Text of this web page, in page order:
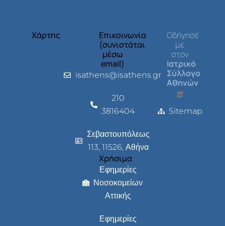
Χάρτης
Επικοινωνία
(συνιστάται
μέσω
email)
isathens@isathens.gr
210
3816404
Σεβαστουπόλεως
113, 11526, Αθήνα
Χρήσιμα
Εφημερίες
Νοσοκομείων
Αττικής
Εφημερίες
Οδήγησέ
με
στον
Ιατρικό
Σύλλογο
Αθηνών
Sitemap